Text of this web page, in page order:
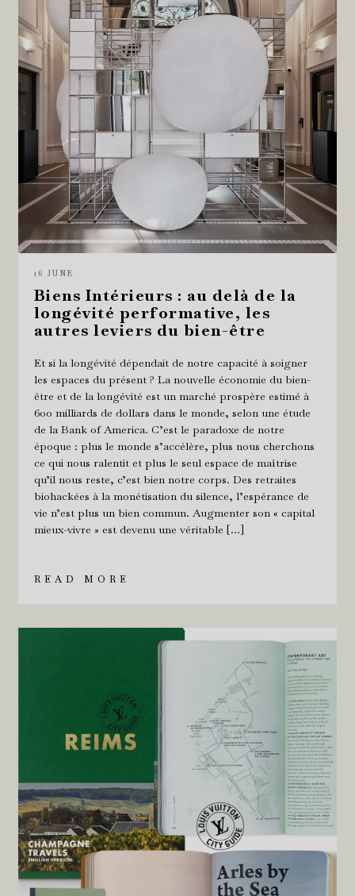
16 JUNE
Biens Intérieurs : au delà de la
longévité performative, les
autres leviers du bien-être
Et si la longévité dépendait de notre capacité à soigner
les espaces du présent ? La nouvelle économie du bien-
être et de la longévité est un marché prospère estimé à
600 milliards de dollars dans le monde, selon une étude
de la Bank of America. C’est le paradoxe de notre
époque : plus le monde s’accélère, plus nous cherchons
ce qui nous ralentit et plus le seul espace de maîtrise
qu’il nous reste, c’est bien notre corps. Des retraites
biohackées à la monétisation du silence, l’espérance de
vie n’est plus un bien commun. Augmenter son « capital
mieux-vivre » est devenu une véritable […]
READ MORE